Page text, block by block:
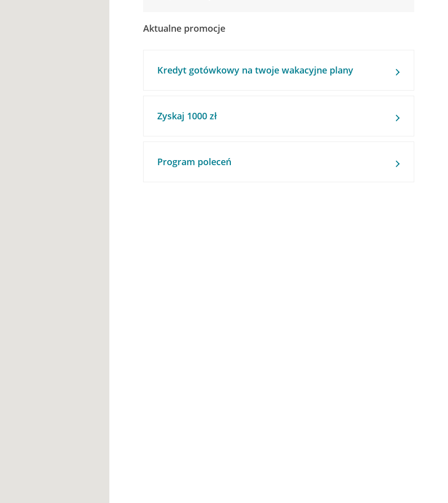
Aktualne promocje
Kredyt gotówkowy na twoje wakacyjne plany
Zyskaj 1000 zł
Program poleceń